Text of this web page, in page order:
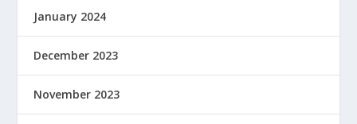
January 2024
December 2023
November 2023